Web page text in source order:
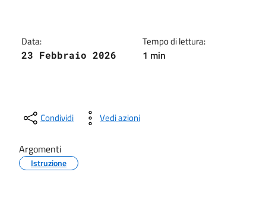
Data:
23 Febbraio 2026
Tempo di lettura:
1 min
Condividi Vedi azioni
Argomenti
Istruzione